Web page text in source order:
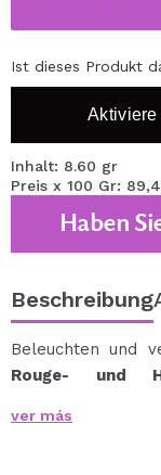
Ist dieses Produkt
Aktiviere
Inhalt: 8.60 gr
Preis x 100 Gr:
Haben
Beschreibung
Beleuchten und
Rouge- und
Diese
ver más